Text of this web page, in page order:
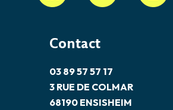
Contact
03 89 57 57 17
3 RUE DE COLMAR
68190 ENSISHEIM